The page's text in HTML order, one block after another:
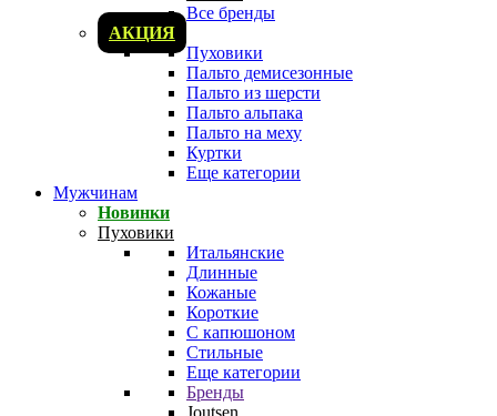
Все бренды
АКЦИЯ
Пуховики
Пальто демисезонные
Пальто из шерсти
Пальто альпака
Пальто на меху
Куртки
Еще категории
Мужчинам
Новинки
Пуховики
Итальянские
Длинные
Кожаные
Короткие
С капюшоном
Стильные
Еще категории
Бренды
Joutsen